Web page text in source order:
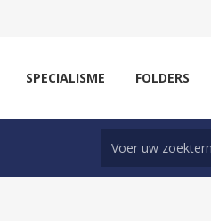
SPECIALISME FOLDERS